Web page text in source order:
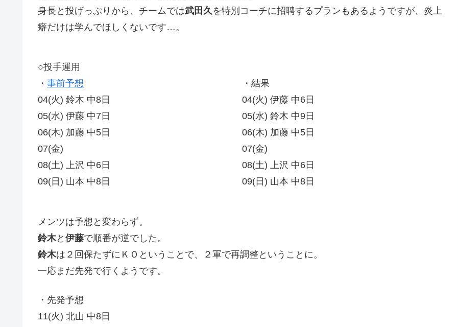
身長と投げっぷりから、チームでは武田久 を特別コーチに招聘するプランもあるようですが、炎上
癖だけは学んでほしくないです…。
○投手運用
・ 事前予想
04(火) 鈴木 中8日
05(水) 伊藤 中7日
06(木) 加藤 中5日
07(金)
08(土) 上沢 中6日
09(日) 山本 中8日
・結果
04(火) 伊藤 中6日
05(水) 鈴木 中9日
06(木) 加藤 中5日
07(金)
08(土) 上沢 中6日
09(日) 山本 中8日
メンツは予想と変わらず。
鈴木と 伊藤で順番が逆でした。
鈴木は２回保たずにＫＯということで、２軍で再調整ということに。
一応まだ先発で行くようです。
・先発予想
11(火) 北山 中8日